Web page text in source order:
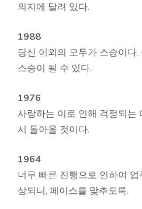
의지에 달려 있다.
1988
당신 이외의 모두가 스승이다
스승이 될 수 있다.
1976
사랑하는 이로 인해 걱정되는
시 돌아올 것이다.
1964
너무 빠른 진행으로 인하여
상되니, 페이스를 맞추도록.